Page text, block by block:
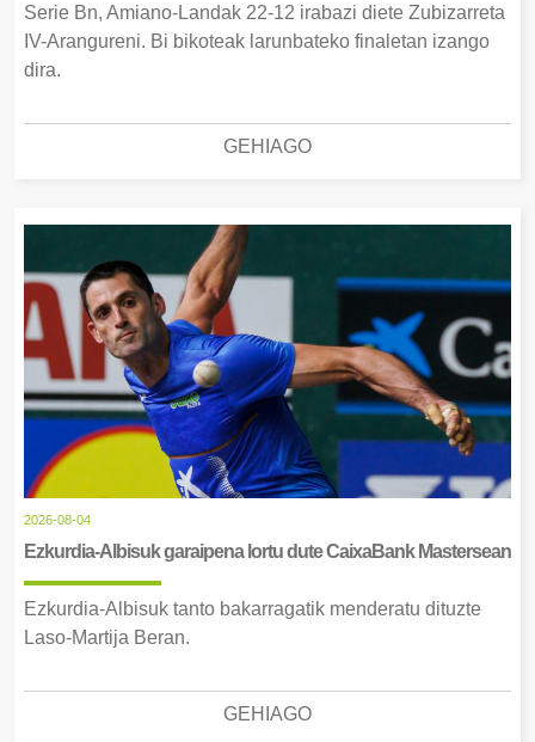
Serie Bn, Amiano-Landak 22-12 irabazi diete Zubizarreta
IV-Arangureni. Bi bikoteak larunbateko finaletan izango
dira.
GEHIAGO
2026-08-04
Ezkurdia-Albisuk garaipena lortu dute CaixaBank Mastersean
Ezkurdia-Albisuk tanto bakarragatik menderatu dituzte
Laso-Martija Beran.
GEHIAGO